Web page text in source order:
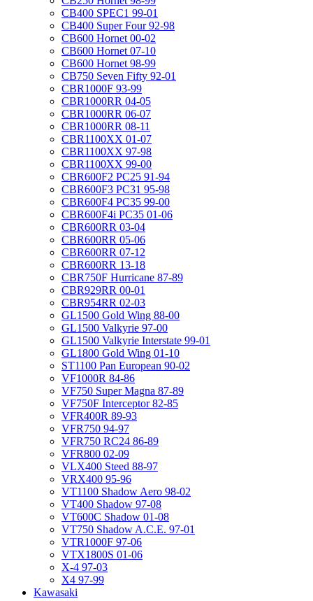
CB400 SPEC1 99-01
CB400 Super Four 92-98
CB600 Hornet 00-02
CB600 Hornet 07-10
CB600 Hornet 98-99
CB750 Seven Fifty 92-01
CBR1000F 93-99
CBR1000RR 04-05
CBR1000RR 06-07
CBR1000RR 08-11
CBR1100XX 01-07
CBR1100XX 97-98
CBR1100XX 99-00
CBR600F2 PC25 91-94
CBR600F3 PC31 95-98
CBR600F4 PC35 99-00
CBR600F4i PC35 01-06
CBR600RR 03-04
CBR600RR 05-06
CBR600RR 07-12
CBR600RR 13-18
CBR750F Hurricane 87-89
CBR929RR 00-01
CBR954RR 02-03
GL1500 Gold Wing 88-00
GL1500 Valkyrie 97-00
GL1500 Valkyrie Interstate 99-01
GL1800 Gold Wing 01-10
ST1100 Pan European 90-02
VF1000R 84-86
VF750 Super Magna 87-89
VF750F Interceptor 82-85
VFR400R 89-93
VFR750 94-97
VFR750 RC24 86-89
VFR800 02-09
VLX400 Steed 88-97
VRX400 95-96
VT1100 Shadow Aero 98-02
VT400 Shadow 97-08
VT600C Shadow 01-08
VT750 Shadow A.C.E. 97-01
VTR1000F 97-06
VTX1800S 01-06
X-4 97-03
X4 97-99
Kawasaki